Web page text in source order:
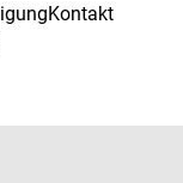
Kontakt